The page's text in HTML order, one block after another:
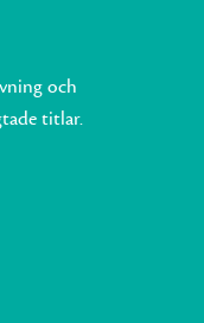
och
titlar.